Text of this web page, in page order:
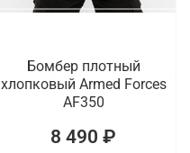
Бомбер плотный
хлопковый Armed Forces
AF350
8 490 ₽